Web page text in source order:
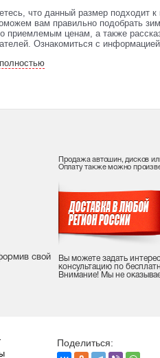
что данный размер
вам правильно подобрать
приемлемым ценам, а также
Ознакомиться с
свой
Продажа автошин, дисков
Оплату также можно
Вы можете задать
консультацию по
Внимание! Мы не
Поделиться: